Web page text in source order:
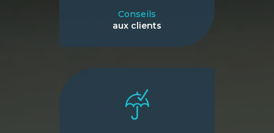
Conseils
aux clients